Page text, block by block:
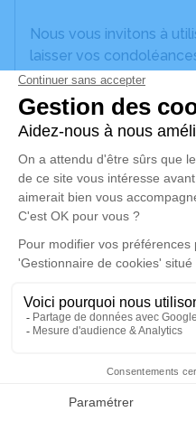
Faire-part
Nous vous invitons à
laisser vos
souvenirs, une
à travers des poèmes
est un lieu d'expression
mémoire de Thierry
Un service de
disponible ici.
Cérémonie civile
samedi 12 octobre
25560 La Rivière-